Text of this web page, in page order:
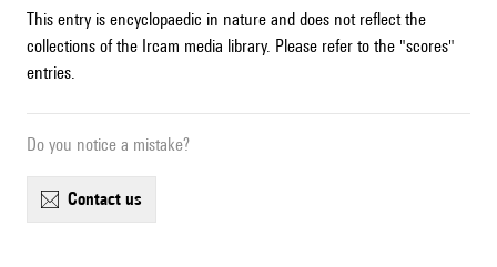
This entry is encyclopaedic in nature and does not reflect the
collections of the Ircam media library. Please refer to the "scores"
entries.
Do you notice a mistake?
contact us